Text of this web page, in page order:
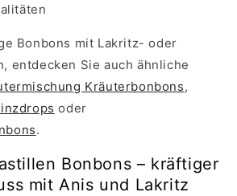
Bonbons mit Lakritz- oder
entdecken Sie auch ähnliche
Kräuterbonbons,
oder
.
Bonbons – kräftiger
mit Anis und Lakritz